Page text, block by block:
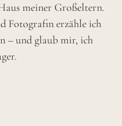
meiner Großeltern.
Fotografin erzähle ich
– und glaub mir, ich